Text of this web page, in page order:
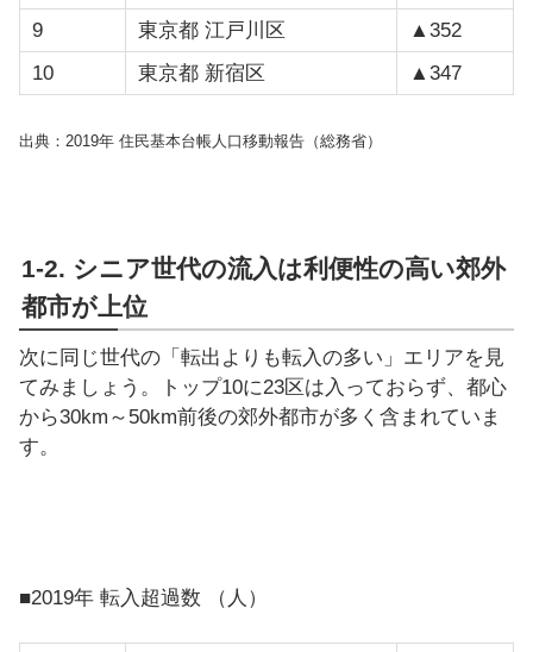
9
東京都 江戸川区
▲352
10
東京都 新宿区 ▲347
出典：2019年 住民基本台帳人口移動報告（総務省）
1-2. シニア世代の流入は利便性の高い郊外
都市が上位
次に同じ世代の「転出よりも転入の多い」エリアを見
てみましょう。トップ10に23区は入っておらず、都心
から30km～50km前後の郊外都市が多く含まれていま
す。
■2019年 転入超過数 （人）